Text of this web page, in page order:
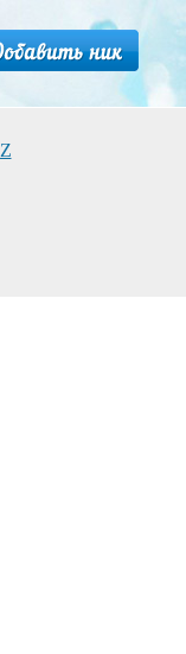
Z